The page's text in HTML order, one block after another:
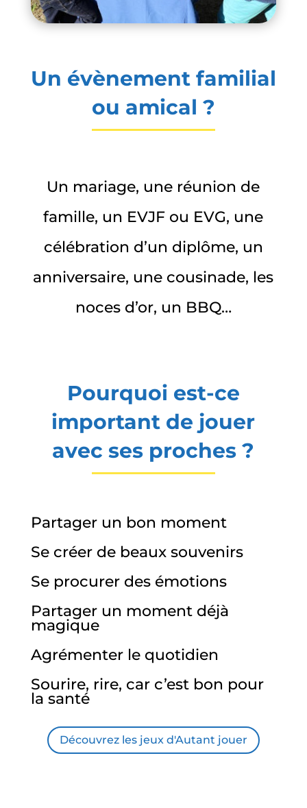
Un évènement familial
ou amical ?
Un mariage, une réunion de
famille, un EVJF ou EVG, une
célébration d’un diplôme, un
anniversaire, une cousinade, les
noces d’or, un BBQ…
Pourquoi est-ce
important de jouer
avec ses proches ?
Partager un bon moment
Se créer de beaux souvenirs
Se procurer des émotions
Partager un moment déjà
magique
Agrémenter le quotidien
Sourire, rire, car c’est bon pour
la santé
Découvrez les jeux d'Autant jouer